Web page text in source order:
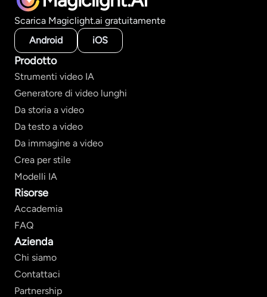
Scarica Magiclight.ai gratuitamente
Android
iOS
Prodotto
Strumenti video IA
Generatore di video lunghi
Da storia a video
Da testo a video
Da immagine a video
Crea per stile
Modelli IA
Risorse
Accademia
FAQ
Azienda
Chi siamo
Contattaci
Partnership